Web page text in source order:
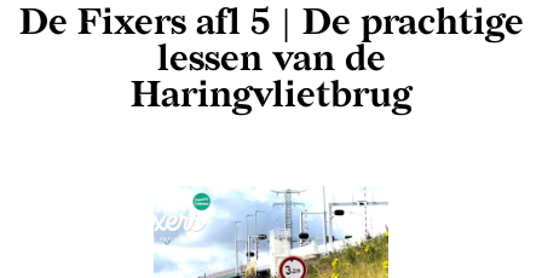
De Fixers afl 5 | De prachtige
lessen van de
Haringvlietbrug